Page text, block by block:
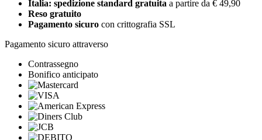
Italia: spedizione standard gratuita a partire da € 49,90
Reso gratuito
Pagamento sicuro con crittografia SSL
Pagamento sicuro attraverso
Contrassegno
Bonifico anticipato